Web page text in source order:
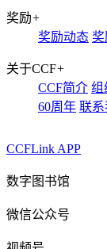
奖励+
奖励动态
关于CCF+
CCF简介 组
60周年 联系
CCFLink APP
数字图书馆
微信公众号